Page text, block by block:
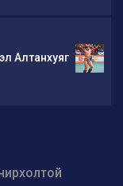
Алтанхуяг